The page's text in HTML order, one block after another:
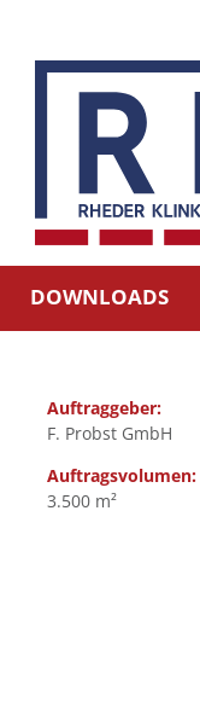
DOWNLOADS
Auftraggeber:
F. Probst GmbH
Auftragsvolumen:
3.500 m²